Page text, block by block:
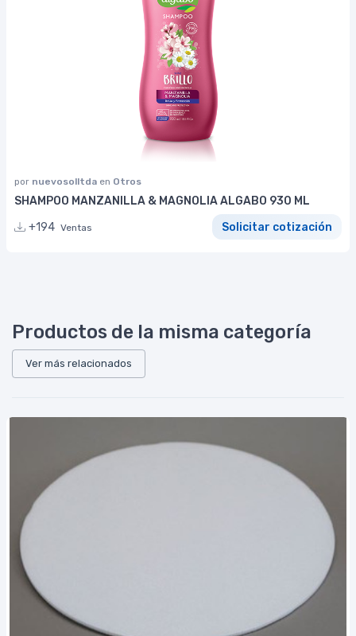
por nuevosolltda en Otros
SHAMPOO MANZANILLA & MAGNOLIA ALGABO 930 ML
+194 Ventas Solicitar cotización
Productos de la misma categoría
Ver más relacionados